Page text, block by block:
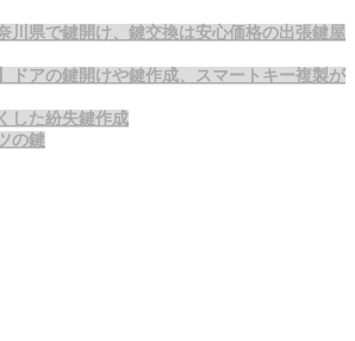
川県で鍵開け、鍵交換は安心価格の出張鍵屋
ドアの鍵開けや鍵作成、スマートキー複製が
した紛失鍵作成
の鍵